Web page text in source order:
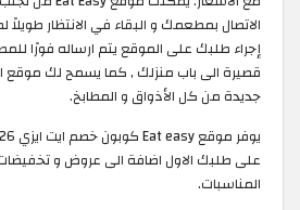
الاتصال بمطعمك و البقاء في الانتظار
إجراء طلبك على الموقع يتم ارساله فورًا
قصيرة الى باب منزلك , كما يسمح لك موقع
جديدة من كل الأذواق و المطابخ.
على طلبك الاول اضافة الى عروض و
المناسبات.